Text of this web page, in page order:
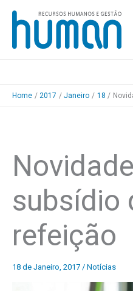
Skip
content
Home 2017 Janeiro 18
subsídio
refeição
18 de Janeiro, 2017 / Notícias